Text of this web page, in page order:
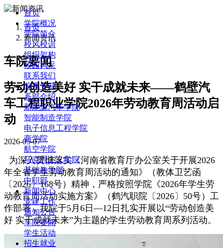
首页
学院概况
学院简介
校风校训
组织架构
校园风采
联系我们
院系专业
系部介绍
新能源汽车学院
智能制造学院
电子信息工程学院
商学院
航空学院
马克思主义学院
基础教学部
中职部
新闻中心
党建工作
通知公告
车院要闻
学生活动
招生就业
首页
新闻资讯
车院要闻
劳动创造美好 实干成就未来——鹤壁汽
车工程职业学院2026年劳动教育周活动启
动
2026-05-07
为深入贯彻落实《河南省教育厅办公室关于开展2026
年全省学生劳动教育周活动的通知》（教体卫艺函
〔2026〕168号）精神，严格按照学院《2026年学生劳
动教育周活动实施方案》（鹤汽职院〔2026〕50号）工
作部署，我院于5月6日—12日扎实开展以“劳动创造美
好 实干成就未来”为主题的学生劳动教育周系列活动。